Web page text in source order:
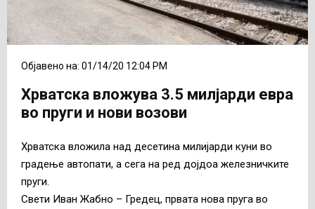
Објавено на: 01/14/20 12:04 PM
Хрватска вложува 3.5 милјарди евра
во пруги и нови возови
Хрватска вложила над десетина милијарди куни во
градење автопати, а сега на ред дојдоа железничките
пруги.
Свети Иван Жабно – Гредец, првата нова пруга во